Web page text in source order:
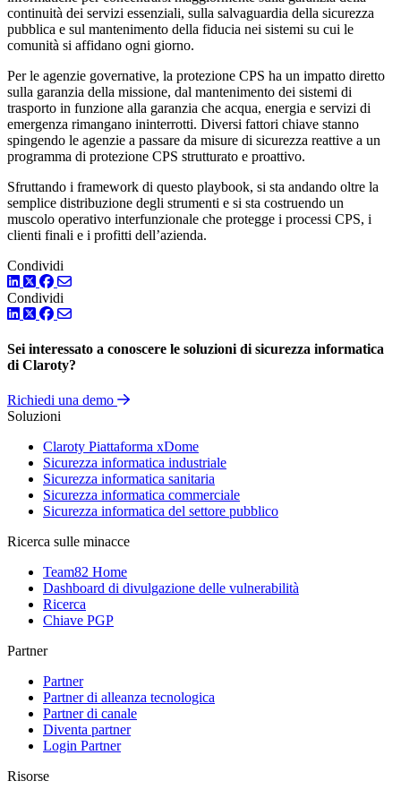
continuità dei servizi essenziali, sulla salvaguardia della sicurezza
pubblica e sul mantenimento della fiducia nei sistemi su cui le
comunità si affidano ogni giorno.
Per le agenzie governative, la protezione CPS ha un impatto diretto
sulla garanzia della missione, dal mantenimento dei sistemi di
trasporto in funzione alla garanzia che acqua, energia e servizi di
emergenza rimangano ininterrotti. Diversi fattori chiave stanno
spingendo le agenzie a passare da misure di sicurezza reattive a un
programma di protezione CPS strutturato e proattivo.
Sfruttando i framework di questo playbook, si sta andando oltre la
semplice distribuzione degli strumenti e si sta costruendo un
muscolo operativo interfunzionale che protegge i processi CPS, i
clienti finali e i profitti dell’azienda.
Condividi
LinkedIn
TwitterFacebook
Condividi
LinkedIn
TwitterFacebook
Sei interessato a conoscere le soluzioni di sicurezza informatica
di Claroty?
Richiedi una demo
Soluzioni
Claroty Piattaforma xDome
Sicurezza informatica industriale
Sicurezza informatica sanitaria
Sicurezza informatica commerciale
Sicurezza informatica del settore pubblico
Ricerca sulle minacce
Team82 Home
Dashboard di divulgazione delle vulnerabilità
Ricerca
Chiave PGP
Partner
Partner
Partner di alleanza tecnologica
Partner di canale
Diventa partner
Login Partner
Risorse